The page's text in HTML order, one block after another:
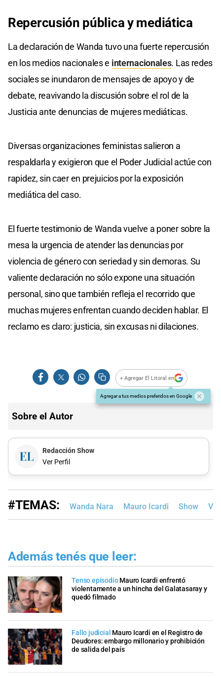
Repercusión pública y mediática
La declaración de Wanda tuvo una fuerte repercusión
en los medios nacionales e internacionales. Las redes
sociales se inundaron de mensajes de apoyo y de
debate, reavivando la discusión sobre el rol de la
Justicia ante denuncias de mujeres mediáticas.
Diversas organizaciones feministas salieron a
respaldarla y exigieron que el Poder Judicial actúe con
rapidez, sin caer en prejuicios por la exposición
mediática del caso.
El fuerte testimonio de Wanda vuelve a poner sobre la
mesa la urgencia de atender las denuncias por
violencia de género con seriedad y sin demoras. Su
valiente declaración no sólo expone una situación
personal, sino que también refleja el recorrido que
muchas mujeres enfrentan cuando deciden hablar. El
reclamo es claro: justicia, sin excusas ni dilaciones.
+ Agregar El Litoral en
Agregar a tus medios preferidos en Google
Sobre el Autor
Redacción Show
Ver Perfil
#TEMAS: Wanda Nara Mauro Icardi Show
Además tenés que leer:
Tenso episodio Mauro Icardi enfrentó
violentamente a un hincha del Galatasaray y
quedó filmado
Fallo judicial Mauro Icardi en el Registro de
Deudores: embargo millonario y prohibición
de salida del país